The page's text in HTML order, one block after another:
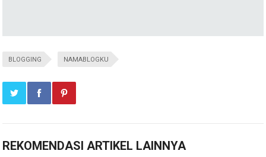
BLOGGING NAMABLOGKU
REKOMENDASI ARTIKEL LAINNYA